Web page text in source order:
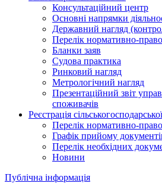
Консультаційний центр
Основні напрямки
Державний нагляд
Перелік нормативно-
Бланки заяв
Судова практика
Ринковий нагляд
Метрологічний нагляд
Презентаційний звіт
споживачів
Реєстрація
Перелік нормативно-
Графік прийому
Перелік необхідних
Новини
Публічна інформація